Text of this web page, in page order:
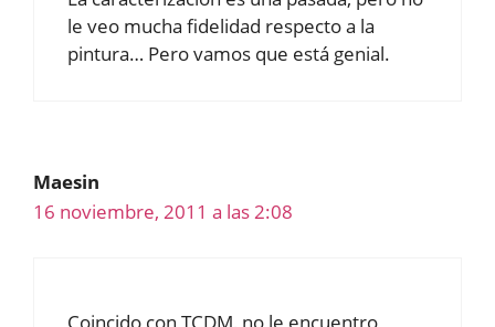
le veo mucha fidelidad respecto a la
pintura… Pero vamos que está genial.
Maesin
16 noviembre, 2011 a las 2:08
Coincido con TCDM, no le encuentro